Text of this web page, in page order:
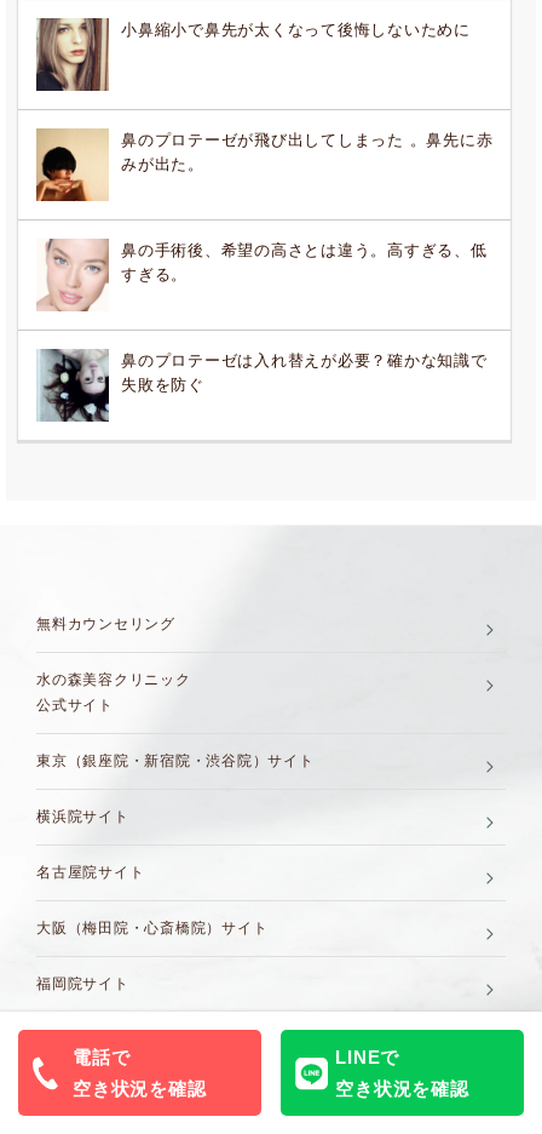
小鼻縮小で鼻先が太くなって後悔しないために
鼻のプロテーゼが飛び出してしまった 。︎鼻先に赤
みが出た。
鼻の手術後、希望の高さとは違う。高すぎる、低
すぎる。
鼻のプロテーゼは入れ替えが必要？確かな知識で
失敗を防ぐ
無料カウンセリング
水の森美容クリニック
公式サイト
東京（銀座院・新宿院・渋谷院）サイト
横浜院サイト
名古屋院サイト
大阪（梅田院・心斎橋院）サイト
福岡院サイト
電話で
空き状況を確認
LINEで
空き状況を確認